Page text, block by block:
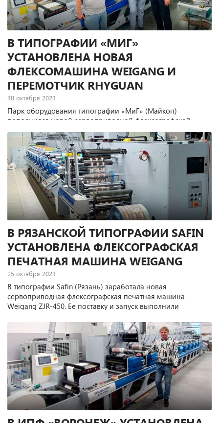
В ТИПОГРАФИИ «МИГ»
УСТАНОВЛЕНА НОВАЯ
ФЛЕКСОМАШИНА WEIGANG И
ПЕРЕМОТЧИК RHYGUAN
30 октября 2023
Парк оборудования типографии «МиГ» (Майкоп)
пополнился новой сервоприводной флексографской
печатной машиной Weigang ZJR-450 и машиной для
продольной резки и перемотки Rhyguan Smart-520HMS.
В РЯЗАНСКОЙ ТИПОГРАФИИ SAFIN
УСТАНОВЛЕНА ФЛЕКСОГРАФСКАЯ
ПЕЧАТНАЯ МАШИНА WEIGANG
25 октября 2023
В типографии Safin (Рязань) заработала новая
сервоприводная флексографская печатная машина
Weigang ZJR-450. Ее поставку и запуск выполнили